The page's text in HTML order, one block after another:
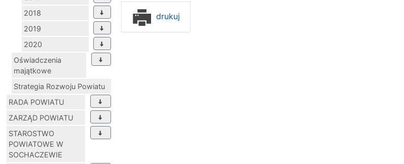
2018
2019
2020
Oświadczenia
majątkowe
Strategia Rozwoju Powiatu
RADA POWIATU
ZARZĄD POWIATU
STAROSTWO
POWIATOWE W
SOCHACZEWIE
drukuj